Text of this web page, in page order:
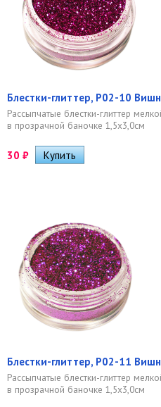
Блестки-глиттер, Р02-10
Рассыпчатые блестки-глиттер
в прозрачной баночке 1,5х3,0см
30 ₽
Блестки-глиттер, Р02-11
Рассыпчатые блестки-глиттер
в прозрачной баночке 1,5х3,0см